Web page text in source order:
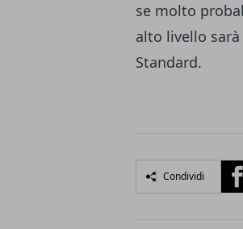
se molto
alto livello
Standard.
Condividi